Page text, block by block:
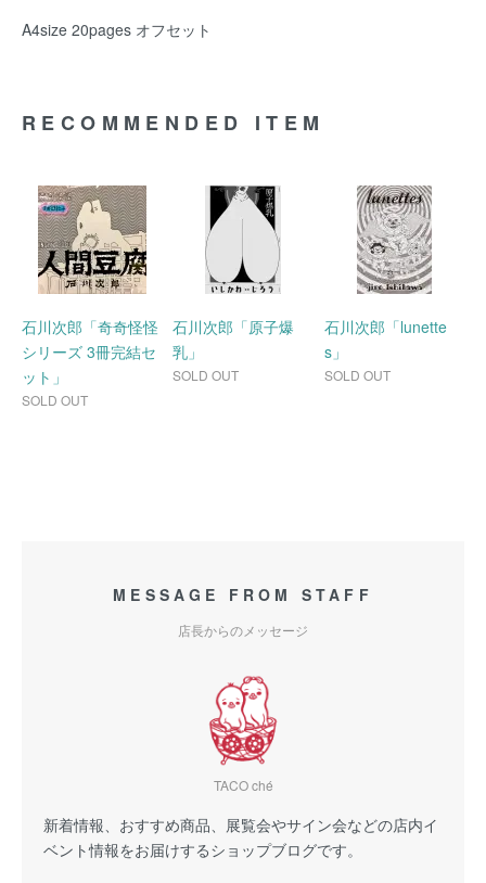
A4size 20pages オフセット
RECOMMENDED ITEM
石川次郎「奇奇怪怪
シリーズ 3冊完結セ
ット」
SOLD OUT
石川次郎「原子爆
乳」
SOLD OUT
石川次郎「lunette
s」
SOLD OUT
MESSAGE FROM STAFF
店長からのメッセージ
TACO ché
新着情報、おすすめ商品、展覧会やサイン会などの店内イ
ベント情報をお届けするショップブログです。